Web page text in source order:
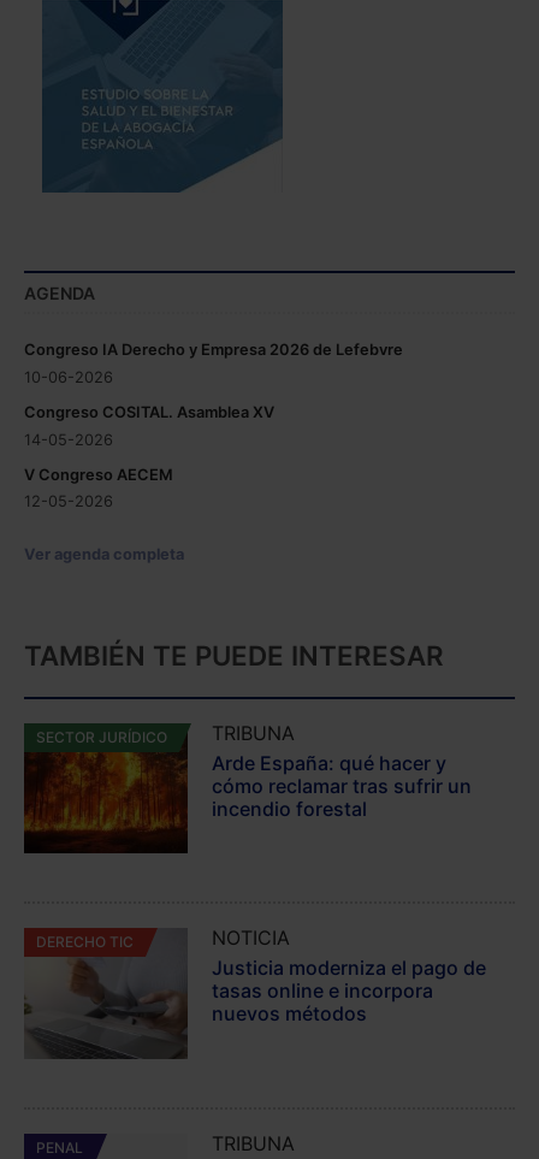
AGENDA
Congreso IA Derecho y Empresa 2026 de Lefebvre
10-06-2026
Congreso COSITAL. Asamblea XV
14-05-2026
V Congreso AECEM
12-05-2026
Ver agenda completa
TAMBIÉN TE PUEDE INTERESAR
SECTOR JURÍDICO
TRIBUNA
Arde España: qué hacer y
cómo reclamar tras sufrir un
incendio forestal
DERECHO TIC
NOTICIA
Justicia moderniza el pago de
tasas online e incorpora
nuevos métodos
PENAL
TRIBUNA